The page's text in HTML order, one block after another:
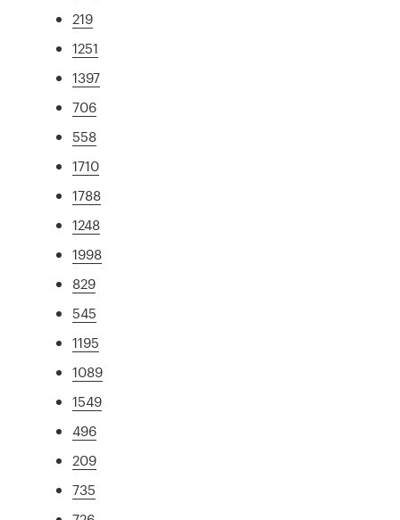
219
1251
1397
706
558
1710
1788
1248
1998
829
545
1195
1089
1549
496
209
735